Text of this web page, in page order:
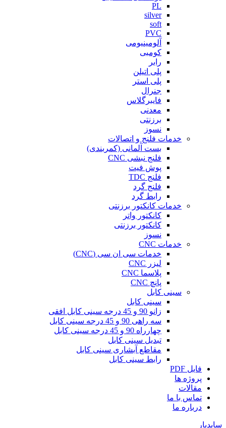
PL
silver
soft
PVC
آلومینیومی
کومبی
رابر
پلی اتیلن
پلی استر
جنرال
فایبرگلاس
معدنی
برزنتی
نسوز
خدمات فلنج و اتصالات
بست آلمانی (کمربندی)
فلنج نبشی CNC
پوش فیت
فلنج TDC
فلنج گرد
رابط گرد
خدمات کانکتور برزنتی
کانکتور واتر
کانکتور برزنتی
نسوز
خدمات CNC
خدمات سی ان سی (CNC)
لیزر CNC
پلاسما CNC
پانچ CNC
سینی کابل
سینی کابل
زانو 90 و 45 درجه سینی کابل افقی
سه راهی 90 و 45 درجه سینی کابل
چهارراه 90 و 45 درجه سینی کابل
تبدیل سینی کابل
مقاطع آبشاری سینی کابل
رابط سینی کابل
فایل PDF
پروژه ها
مقالات
تماس با ما
درباره ما
سایدبار